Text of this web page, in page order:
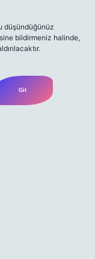
düşündüğünüz
bildirmeniz halinde,